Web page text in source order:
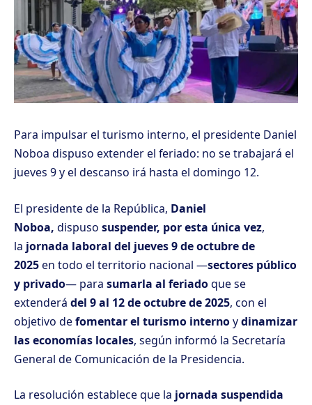
Para impulsar el turismo interno, el presidente Daniel
Noboa dispuso extender el feriado: no se trabajará el
jueves 9 y el descanso irá hasta el domingo 12.
El presidente de la República, Daniel
Noboa, dispuso suspender, por esta única vez,
la jornada laboral del jueves 9 de octubre de
2025en todo el territorio nacional —sectores público
y privado— para sumarla al feriadoque se
extenderá del 9 al 12 de octubre de 2025, con el
objetivo defomentar el turismo internoydinamizar
las economías locales, según informó la Secretaría
General de Comunicación de la Presidencia.
La resolución establece que la jornada suspendida